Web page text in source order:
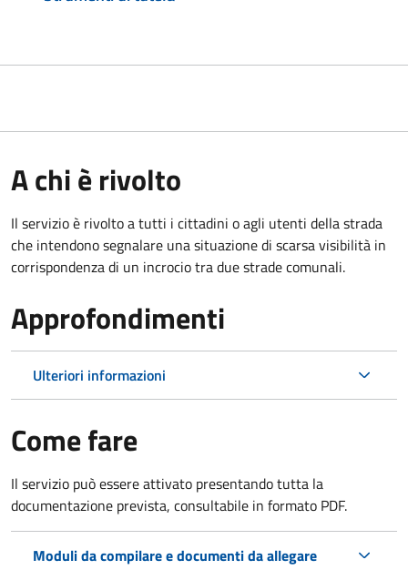
A chi è rivolto
Il servizio è rivolto a tutti i cittadini o agli utenti della strada
che intendono segnalare una situazione di scarsa visibilità in
corrispondenza di un incrocio tra due strade comunali.
Approfondimenti
Ulteriori informazioni
Come fare
Il servizio può essere attivato presentando tutta la
documentazione prevista, consultabile in formato PDF.
Moduli da compilare e documenti da allegare